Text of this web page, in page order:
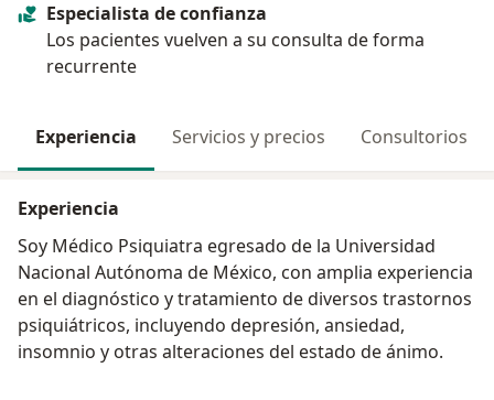
Especialista de confianza
Los pacientes vuelven a su consulta de forma
recurrente
Experiencia Servicios y precios Consultorios
Experiencia
Soy Médico Psiquiatra egresado de la Universidad
Nacional Autónoma de México, con amplia experiencia
en el diagnóstico y tratamiento de diversos trastornos
psiquiátricos, incluyendo depresión, ansiedad,
insomnio y otras alteraciones del estado de ánimo.